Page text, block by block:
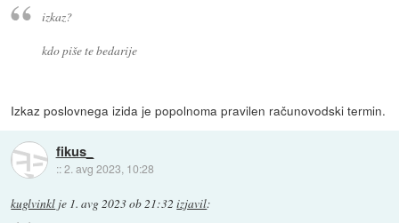
izkaz?
kdo piše te bedarije
Izkaz poslovnega izida je popolnoma pravilen računovodski termin.
fikus_
::2. avg 2023, 10:28
kuglvinkl je 1. avg 2023 ob 21:32 izjavil: